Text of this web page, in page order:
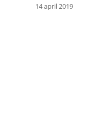
14 april 2019